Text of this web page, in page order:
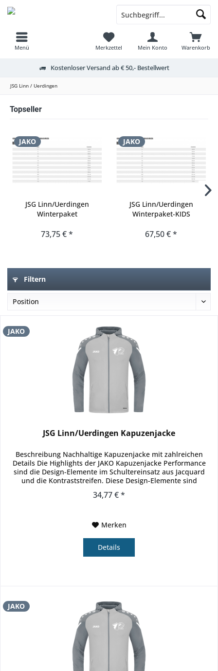
Menü Warenkorb
Merkzettel Mein Konto
Kostenloser Versand ab € 50,- Bestellwert
JSG Linn / Uerdingen
Topseller
JAKO
JSG Linn/Uerdingen
Winterpaket
73,75 € *
JAKO
JSG Linn/Uerdingen
Winterpaket-KIDS
67,50 € *
Filtern
JAKO
JSG Linn/Uerdingen Kapuzenjacke
Beschreibung Nachhaltige Kapuzenjacke mit zahlreichen
Details Die Highlights der JAKO Kapuzenjacke Performance
sind die Design-Elemente im Schultereinsatz aus Jacquard
und die Kontraststreifen. Diese Design-Elemente sind
34,77 € *
Merken
Details
JAKO